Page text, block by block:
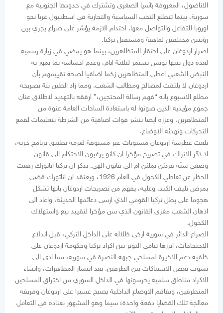
الاناضول، المعروفة بآسيا الصغرى وتشترك في حدودها الجنوبية مع
سورية، بينما تتطلع النخب السياسية والتجارية في اسطنبول غربا نحو
اوروبا للتفاعل والتواصل معها. احتدام الازمة يؤشر على صراع يجري بين
رؤيتين مختلفين لماهية ومستقبل تركيا.
اصرار اردوغان على احتقار المتظاهرين، بينما هو يمضي في زيارة رسمية
لعدة دول بينها تونس تستمر لثلاثة ايام، وعدم احساسه بما يمور به
النبض الشعبي اعطى المتظاهرين زخما اضافيا لصحة تقييمهم بأن
اردوغان لا يلتفت لمصالح ومطالب الشعب. ومما زاد الطين بلة تصريحه
مطلع الاسبوع بانه “فهم رسالة المحتجين،” ارفقه بالتهديد لاطلاق عنان
جموع مؤيديه الذين صوتوا له باستعادة الساحات العامة عنوة من
المتظاهرين، وعززه ايضا بنشر قوات اضافية من الشرطة بتعليمات لقمع
التحركات وتهدئة الاوضاع.
بلغت غطرسة اردوغان مستويات غير مسبوقة لعزمه تطبيق برنامج حزبه،
اذ ذكّر الاتراك في تصريح مؤخرا ان كانو يرغبون الاحتكام الى قانون
وضعي سنّه فرديْن ثمِليْن ام الى قانون الهي. يذكر ان تركيا اتاتورك رفعت
الحظر عن تعاطي الكحول في العام 1926، ويعتقد ان اتاتورك قضى
بمرض تليف الكبد. وعليه، يفهم من تصريحات اردوغان بانها تشكل
هجوما على بطل تركيا القومي الذي ارسى دعائمها الحديثة، واعاد الى
اذهان الشعب مغزى القانون الذي سن مؤخرا لتقييد بيع واستهلاك
الكحول.
الصراع الدائر في سورية ارخى ظلاله على الداخل التركي، قبل اندلاع
الاحتجاجات، ابرزها تنامي التوتر بين اكراد تركيا وحكومة اردوغان على
خلفية دعم الاخيرة لمسلحي جبهة النصرة في سورية، مما ادى الى
نشوب بعض الاشتباكات بين الطرفين. بعد انتشار المظاهرات، وانشاء
الاكراد مناطق سلمية يحرسونها في الداخل السوري من اختراق المسلحين
المتطرفين، وتفاقم الاوضاع الداخلية يصبح عسيرا على اردوغان وفريقه
معالجة تلك القضايا دفعة واحدة؛ سيما وهو المشهور بعناده في التعامل